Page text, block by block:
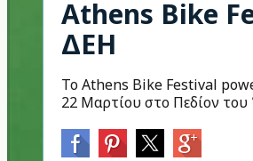
Athens Bike
ΔΕΗ
Το Athens Bike Festival
22 Μαρτίου στο Πεδίον